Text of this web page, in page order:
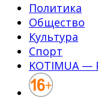
Политика
Общество
Культура
Спорт
KOTIMUA —